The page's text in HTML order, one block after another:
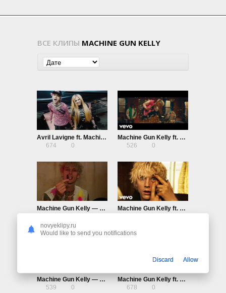
ВСЕ КЛИПЫ MACHINE GUN KELLY
Avril Lavigne ft. Machine Gun Kelly — Bois Lie
674
0
Machine Gun Kelly ft. Kellin Quinn — Love Race
526
0
Machine Gun Kelly — Drunk Face
Machine Gun Kelly ft. Halsey — Forget Me Too
Machine Gun Kelly — Concert For Aliens
539
0
Machine Gun Kelly ft. Naomi Wild — Glass House
678
0
novyeklipy.ru
Would like to send you notifications
Discard Allow